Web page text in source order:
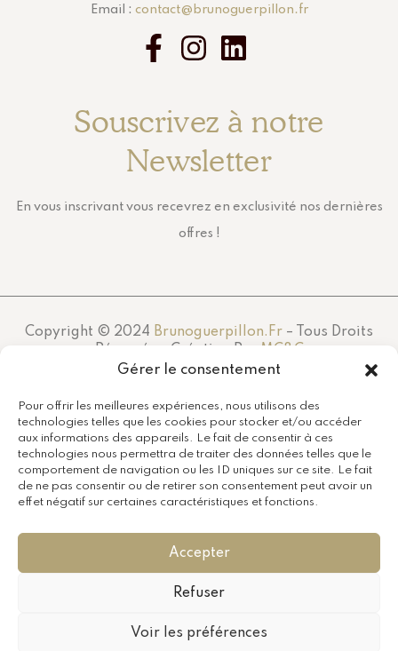
Gérer le consentement
Pour offrir les meilleures expériences, nous utilisons des
technologies telles que les cookies pour stocker et/ou accéder
aux informations des appareils. Le fait de consentir à ces
technologies nous permettra de traiter des données telles que le
comportement de navigation ou les ID uniques sur ce site. Le fait
de ne pas consentir ou de retirer son consentement peut avoir un
effet négatif sur certaines caractéristiques et fonctions.
Accepter
Refuser
Voir les préférences
Email : contact@brunoguerpillon.fr
Souscrivez à notre
Newsletter
En vous inscrivant vous recevrez en exclusivité nos dernières
offres !
Copyright © 2024 Brunoguerpillon.fr – Tous Droits
Réservés – Création Par
MC&C